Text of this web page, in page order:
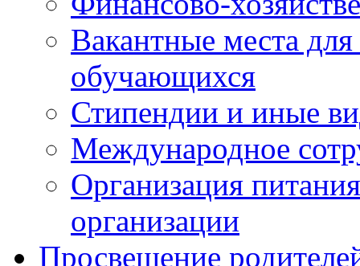
Вакантные места
обучающихся
Стипендии и иные
Международное
Организация
организации
Просвещение